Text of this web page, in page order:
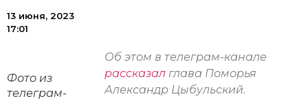
13 июня, 2023
17:01
Фото из
телеграм-
Об этом в телеграм-канале
рассказал глава Поморья
Александр Цыбульский.